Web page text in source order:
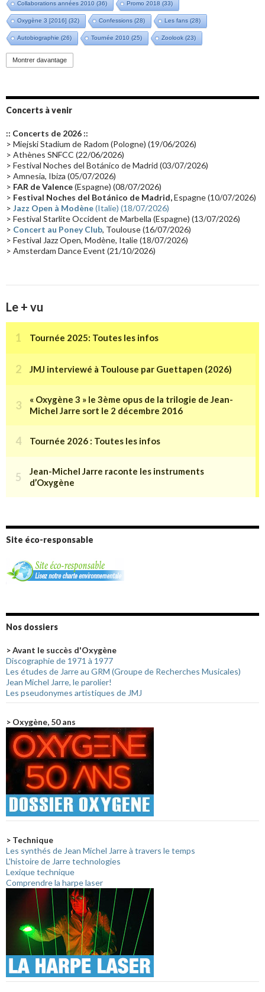
Collaborations années 2010 (36) Promo 2018 (33)
Oxygène 3 [2016] (32) Confessions (28) Les fans (28)
Autobiographie (26) Tournée 2010 (25) Zoolook (23)
Promo 2019(23)
Groupe de Recherche Musicale
Passages radio Vidéo Jarrecast (16) Synthé 80's
Les concerts en Chine(16) Cinéma
Synthé Roland(15) Belgique(15)
(14) Astronomie (14)
Tournée 2025(14) 2024(14) Chine(13)
Montrer davantage
Concerts à venir
:: Concerts de 2026 ::
> Miejski Stadium de Radom (Pologne) (19/06/2026)
> Athènes SNFCC (22/06/2026)
> Festival Noches del Botánico de Madrid (03/07/2026)
> Amnesia, Ibiza (05/07/2026)
> FAR de Valence(Espagne) (08/07/2026)
> Festival Noches del Botánico de Madrid,Espagne (10/07/2026)
> Jazz Open à Modène(Italie) (18/07/2026)
> Festival Starlite Occident de Marbella (Espagne) (13/07/2026)
> Concert au Poney Club, Toulouse (16/07/2026)
> Festival Jazz Open, Modène, Italie (18/07/2026)
> Amsterdam Dance Event (21/10/2026)
Le + vu
Site éco-responsable
Nos dossiers
> Avant le succès d'Oxygène
Discographie de 1971 à 1977
Les études de Jarre au GRM (Groupe de Recherches Musicales)
Jean Michel Jarre, le parolier!
Les pseudonymes artistiques de JMJ
> Oxygène, 50 ans
> Technique
Les synthés de Jean Michel Jarre à travers le temps
L'histoire de Jarre technologies
Lexique technique
Comprendre la harpe laser